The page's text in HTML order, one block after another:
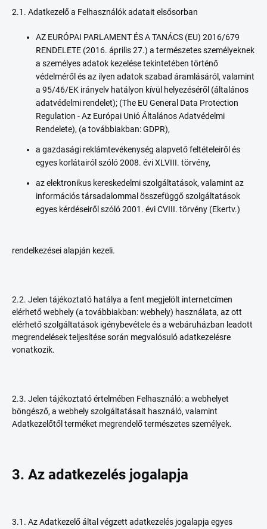
2.1. Adatkezelő a Felhasználók adatait elsősorban
AZ EURÓPAI PARLAMENT ÉS A TANÁCS (EU) 2016/679
RENDELETE (2016. április 27.) a természetes személyeknek
a személyes adatok kezelése tekintetében történő
védelméről és az ilyen adatok szabad áramlásáról, valamint
a 95/46/EK irányelv hatályon kívül helyezéséről (általános
adatvédelmi rendelet); (The EU General Data Protection
Regulation - Az Európai Unió Általános Adatvédelmi
Rendelete), (a továbbiakban: GDPR),
a gazdasági reklámtevékenység alapvető feltételeiről és
egyes korlátairól szóló 2008. évi XLVIII. törvény,
az elektronikus kereskedelmi szolgáltatások, valamint az
információs társadalommal összefüggő szolgáltatások
egyes kérdéseiről szóló 2001. évi CVIII. törvény (Ekertv.)
rendelkezései alapján kezeli.
2.2. Jelen tájékoztató hatálya a fent megjelölt internetcímen
elérhető webhely (a továbbiakban: webhely) használata, az ott
elérhető szolgáltatások igénybevétele és a webáruházban leadott
megrendelések teljesítése során megvalósuló adatkezelésre
vonatkozik.
2.3. Jelen tájékoztató értelmében Felhasználó: a webhelyet
böngésző, a webhely szolgáltatásait használó, valamint
Adatkezelőtől terméket megrendelő természetes személyek.
3. Az adatkezelés jogalapja
3.1. Az Adatkezelő által végzett adatkezelés jogalapja egyes